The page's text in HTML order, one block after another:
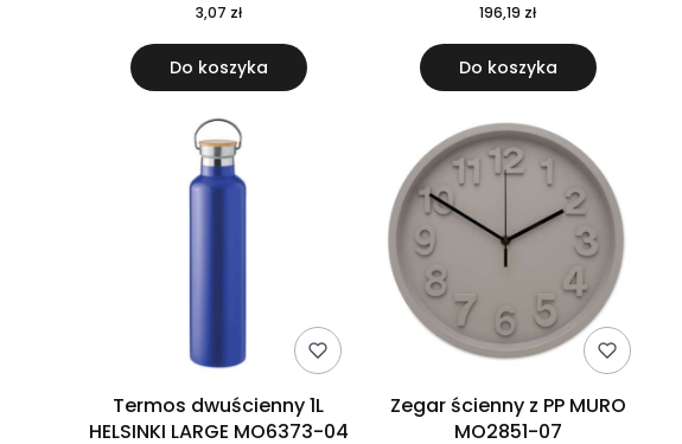
3,07 zł
Do koszyka
196,19 zł
Do koszyka
Termos dwuścienny 1L
HELSINKI LARGE MO6373-04
Zegar ścienny z PP MURO
MO2851-07